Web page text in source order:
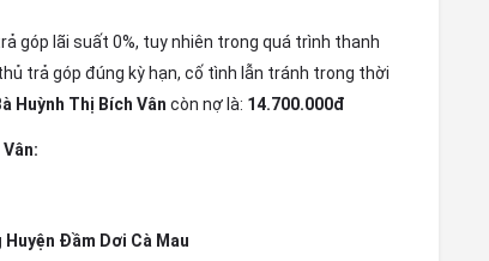
góp lãi suất 0%, tuy nhiên trong quá trình thanh
trả góp đúng kỳ hạn, cố tình lẫn tránh trong thời
Huỳnh Thị Bích Vân còn nợ là: 14.700.000đ
Huyện Đầm Dơi Cà Mau